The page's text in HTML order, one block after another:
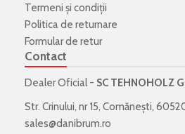
Termeni şi condiţii
Politica de returnare
Formular de retur
Contact
Dealer Oficial - SC TEHNOHOLZ
Str. Crinului, nr 15, Comănești,
sales@danibrum.ro